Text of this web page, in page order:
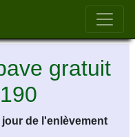
Bar
gratuit
de l'enlèvement